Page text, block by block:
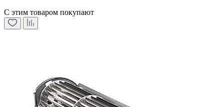
С этим товаром покупают